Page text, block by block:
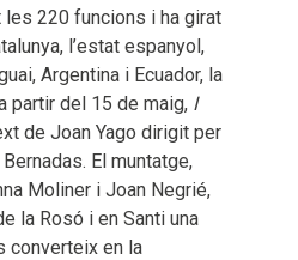
les 220 funcions i ha girat
l’estat espanyol,
Argentina i Ecuador, la
partir del 15 de maig, I
de Joan Yago dirigit per
El muntatge,
Moliner i Joan Negrié,
la Rosó i en Santi una
converteix en la